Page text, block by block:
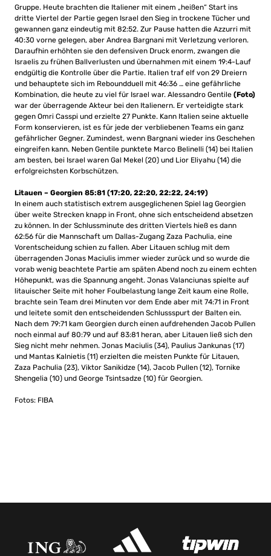
Gruppe. Heute brachten die Italiener mit einem „heißen“ Start ins
dritte Viertel der Partie gegen Israel den Sieg in trockene Tücher und
gewannen ganz eindeutig mit 82:52. Zur Pause hatten die Azzurri mit
40:30 vorne gelegen, aber Andrea Bargnani mit Verletzung verloren.
Daraufhin erhöhten sie den defensiven Druck enorm, zwangen die
Israelis zu frühen Ballverlusten und übernahmen mit einem 19:4-Lauf
endgültig die Kontrolle über die Partie. Italien traf elf von 29 Dreiern
und behauptete sich im Reboundduell mit 46:36 … eine gefährliche
Kombination, die heute zu viel für Israel war. Alessandro Gentile (Foto)
war der überragende Akteur bei den Italienern. Er verteidigte stark
gegen Omri Casspi und erzielte 27 Punkte. Kann Italien seine aktuelle
Form konservieren, ist es für jede der verbliebenen Teams ein ganz
gefährlicher Gegner. Zumindest, wenn Bargnani wieder ins Geschehen
eingreifen kann. Neben Gentile punktete Marco Belinelli (14) bei Italien
am besten, bei Israel waren Gal Mekel (20) und Lior Eliyahu (14) die
erfolgreichsten Korbschützen.
Litauen – Georgien 85:81 (17:20, 22:20, 22:22, 24:19)
In einem auch statistisch extrem ausgeglichenen Spiel lag Georgien
über weite Strecken knapp in Front, ohne sich entscheidend absetzen
zu können. In der Schlussminute des dritten Viertels hieß es dann
62:56 für die Mannschaft um Dallas-Zugang Zaza Pachulia, eine
Vorentscheidung schien zu fallen. Aber Litauen schlug mit dem
überragenden Jonas Maciulis immer wieder zurück und so wurde die
vorab wenig beachtete Partie am späten Abend noch zu einem echten
Höhepunkt, was die Spannung angeht. Jonas Valanciunas spielte auf
litauischer Seite mit hoher Foulbelastung lange Zeit kaum eine Rolle,
brachte sein Team drei Minuten vor dem Ende aber mit 74:71 in Front
und leitete somit den entscheidenden Schlussspurt der Balten ein.
Nach dem 79:71 kam Georgien durch einen aufdrehenden Jacob Pullen
noch einmal auf 80:79 und auf 83:81 heran, aber Litauen ließ sich den
Sieg nicht mehr nehmen. Jonas Maciulis (34), Paulius Jankunas (17)
und Mantas Kalnietis (11) erzielten die meisten Punkte für Litauen,
Zaza Pachulia (23), Viktor Sanikidze (14), Jacob Pullen (12), Tornike
Shengelia (10) und George Tsintsadze (10) für Georgien.
Fotos: FIBA